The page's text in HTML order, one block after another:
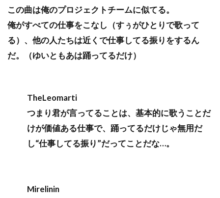
この曲は俺のプロジェクトチームに似てる。
俺がすべての仕事をこなし（すぅがひとりで歌って
る）、他の人たちは近くで仕事してる振りをするん
だ。（ゆいともあは踊ってるだけ）
TheLeomarti
つまり君が言ってることは、基本的に歌うことだ
けが価値ある仕事で、踊ってるだけじゃ無用だ
し“仕事してる振り”だってことだな…。
Mirelinin